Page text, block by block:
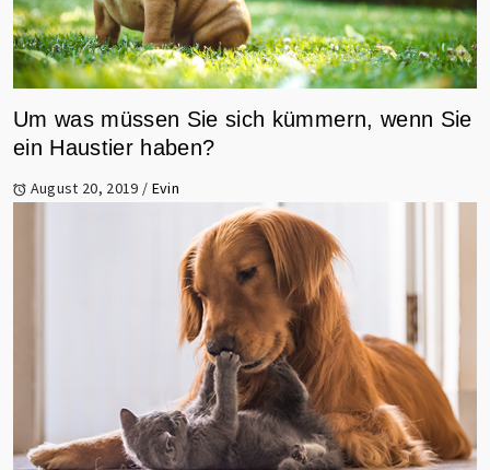
Um was müssen Sie sich kümmern, wenn Sie
ein Haustier haben?
August 20, 2019 / Evin